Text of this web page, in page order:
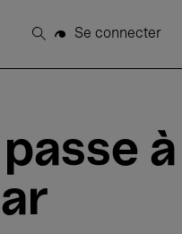
Rechercher
Se connecter
à